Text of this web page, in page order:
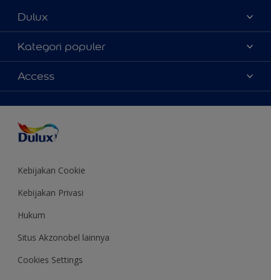
Dulux
Tentang Kami
Contact us
Temukan toko
Kategori populer
Warna
Produk
Inspirasi
Saran Mendekorasi
Colour of the Year
Access
Kebijakan Cookie
Kebijakan Privasi
Hukum
Situs Akzonobel lainnya
Cookies Settings